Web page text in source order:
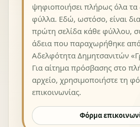
ψηφιοποιήσει πλήρως όλα τα
φύλλα. Εδώ, ωστόσο, είναι
πρώτη σελίδα κάθε φύλλου,
άδεια που παραχωρήθηκε
Αδελφότητα Δημητσανιτών
Για αίτημα πρόσβασης στο
αρχείο, χρησιμοποιήστε τη
επικοινωνίας.
Φόρμα